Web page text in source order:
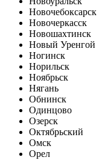
Новочебоксарск
Новочеркасск
Новошахтинск
Новый Уренгой
Ногинск
Норильск
Ноябрьск
Нягань
Обнинск
Одинцово
Озерск
Октябрьский
Омск
Орел